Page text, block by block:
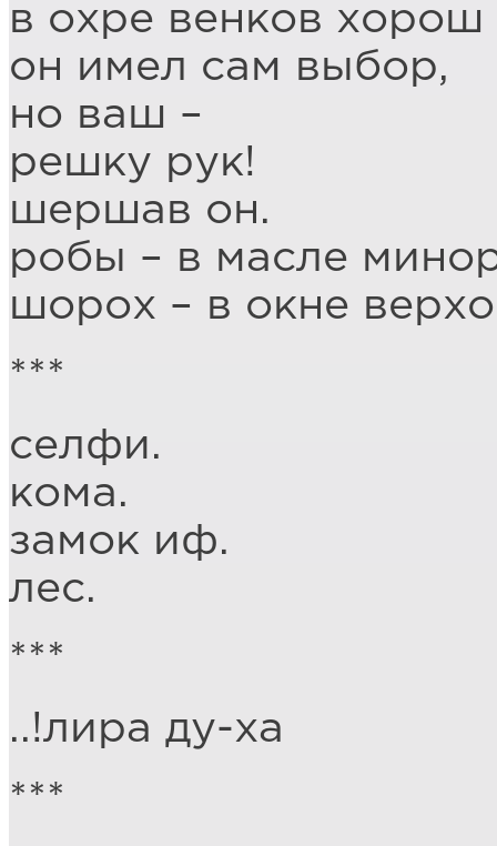
в охре венков хорош
он имел сам выбор,
но ваш –
решку рук!
шершав он.
робы – в масле
шорох – в окне
***
селфи.
кома.
замок иф.
лес.
***
..!лира ду-ха
***